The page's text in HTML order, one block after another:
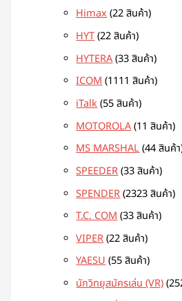
Himax 22 สินค้า
HYT 22 สินค้า
HYTERA 33 สินค้า
ICOM 1111 สินค้า
iTalk 55 สินค้า
MOTOROLA 11 สินค้า
MS MARSHAL 44 สินค้า
SPEEDER 33 สินค้า
SPENDER 2323 สินค้า
T.C. COM 33 สินค้า
VIPER 22 สินค้า
YAESU 55 สินค้า
นักวิทยุสมัครเล่น (VR) 25